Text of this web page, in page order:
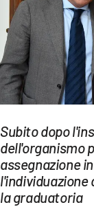
ECONOMIA E
EVENTI
SPORT
Streaming
LAC TV
LAC NETWORK
LAC ONAIR
Subito dopo
dell'organismo
assegnazione
la graduatoria